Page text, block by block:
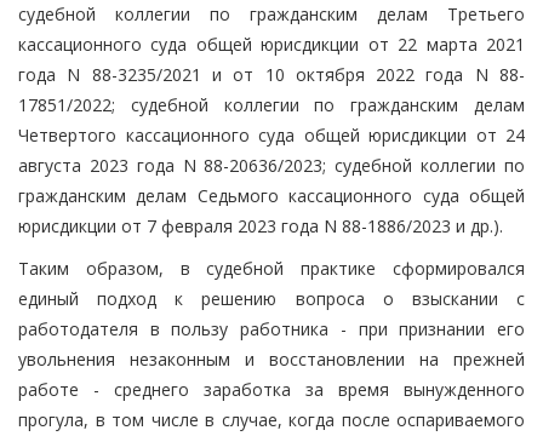
судебной коллегии по гражданским делам Третьего
кассационного суда общей юрисдикции от 22 марта 2021
года N 88-3235/2021 и от 10 октября 2022 года N 88-
17851/2022; судебной коллегии по гражданским делам
Четвертого кассационного суда общей юрисдикции от 24
августа 2023 года N 88-20636/2023; судебной коллегии по
гражданским делам Седьмого кассационного суда общей
юрисдикции от 7 февраля 2023 года N 88-1886/2023 и др.).
Таким образом, в судебной практике сформировался
единый подход к решению вопроса о взыскании с
работодателя в пользу работника - при признании его
увольнения незаконным и восстановлении на прежней
работе - среднего заработка за время вынужденного
прогула, в том числе в случае, когда после оспариваемого